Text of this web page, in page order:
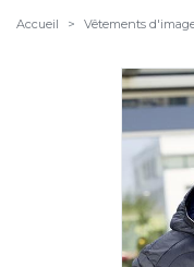
Accueil Vêtements